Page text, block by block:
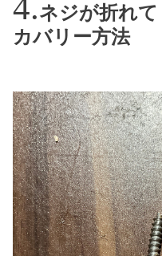
ネジが折れ
カバリー方法